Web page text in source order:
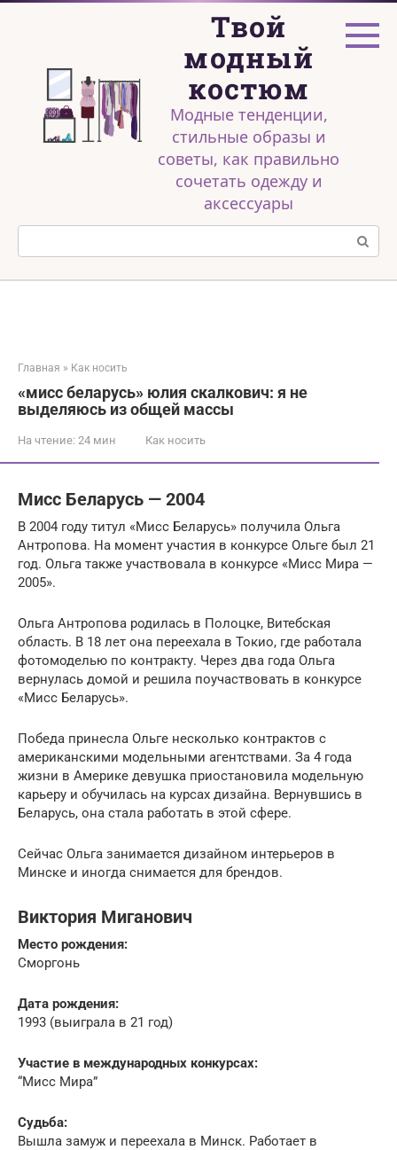
Перейти
Твой
модный
костюм
Модные тенденции,
стильные образы и
советы, как правильно
сочетать одежду и
аксессуары
Поиск:
Главная » Как носить
«мисс беларусь» юлия скалкович: я не
выделяюсь из общей массы
На чтение: 24 мин Как носить
Мисс Беларусь — 2004
В 2004 году титул «Мисс Беларусь» получила Ольга
Антропова. На момент участия в конкурсе Ольге был 21
год. Ольга также участвовала в конкурсе «Мисс Мира —
2005».
Ольга Антропова родилась в Полоцке, Витебская
область. В 18 лет она переехала в Токио, где работала
фотомоделью по контракту. Через два года Ольга
вернулась домой и решила поучаствовать в конкурсе
«Мисс Беларусь».
Победа принесла Ольге несколько контрактов с
американскими модельными агентствами. За 4 года
жизни в Америке девушка приостановила модельную
карьеру и обучилась на курсах дизайна. Вернувшись в
Беларусь, она стала работать в этой сфере.
Сейчас Ольга занимается дизайном интерьеров в
Минске и иногда снимается для брендов.
Виктория Миганович
Место рождения:
Сморгонь
Дата рождения:
1993 (выиграла в 21 год)
Участие в международных конкурсах:
“Мисс Мира”
Судьба:
Вышла замуж и переехала в Минск. Работает в